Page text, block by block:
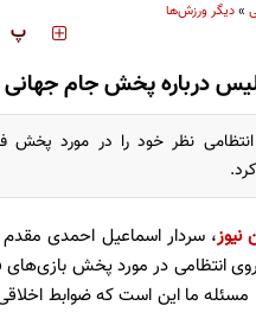
»دیگر ورزش‌ها
‍‍‍ پ
درباره پخش جام جهانی
انتظامی نظر خود را در مورد پخش
نیوز، سردار اسماعیل احمدی مقدم
انتظامی در مورد پخش بازی‌های
ما این است که ضوابط